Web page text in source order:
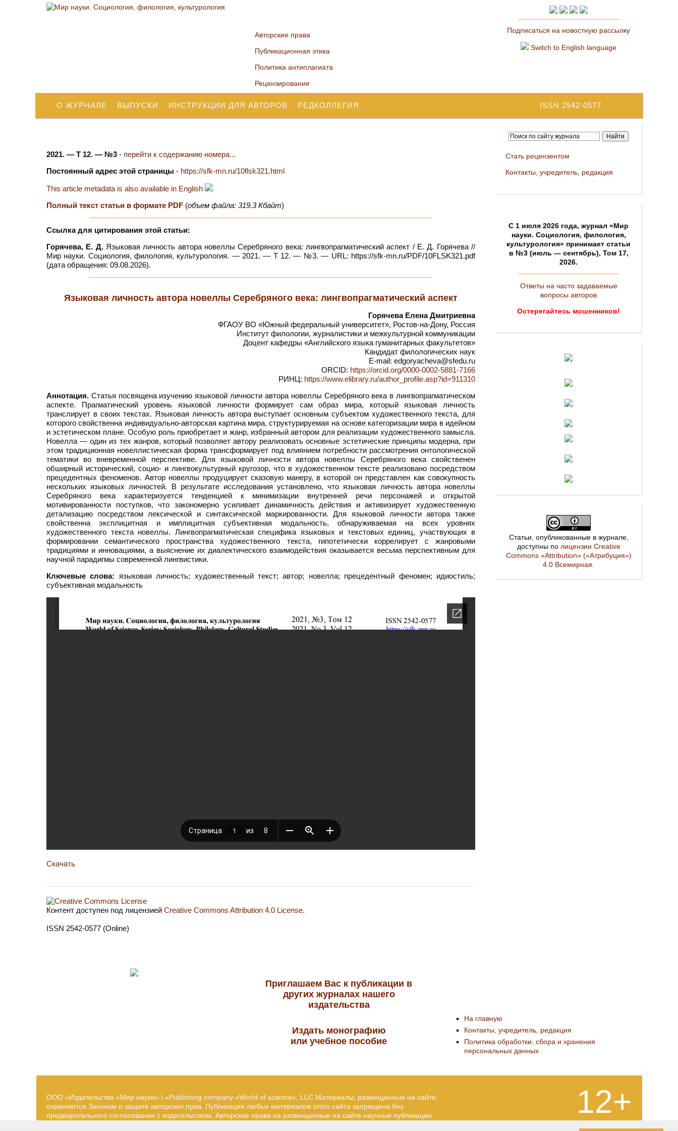
Авторские права
Публикационная этика
Политика антиплагиата
Рецензирование
Подписаться на новостную рассылку
Switch to English language
ISSN 2542-0577
О ЖУРНАЛЕ ВЫПУСКИ ИНСТРУКЦИИ ДЛЯ АВТОРОВ РЕДКОЛЛЕГИЯ
2021. — Т 12. — №3 - перейти к содержанию номера...
Постоянный адрес этой страницы - https://sfk-mn.ru/10flsk321.html
This article metadata is also available in English
Полный текст статьи в формате PDF (объем файла: 319.3 Кбайт)
Ссылка для цитирования этой статьи:
Горячева, Е. Д.Языковая личность автора новеллы Серебряного века: лингвопрагматический аспект / Е. Д. Горячева //
Мир науки. Социология, филология, культурология. — 2021. — Т 12. — №3. — URL: https://sfk-mn.ru/PDF/10FLSK321.pdf
(дата обращения: 09.08.2026).
Языковая личность автора новеллы Серебряного века: лингвопрагматический аспект
Горячева Елена Дмитриевна
ФГАОУ ВО «Южный федеральный университет», Ростов-на-Дону, Россия
Институт филологии, журналистики и межкультурной коммуникации
Доцент кафедры «Английского языка гуманитарных факультетов»
Кандидат филологических наук
E-mail: edgoryacheva@sfedu.ru
ORCID: https://orcid.org/0000-0002-5881-7166
РИНЦ: https://www.elibrary.ru/author_profile.asp?id=911310
Аннотация. Статья посвящена изучению языковой личности автора новеллы Серебряного века в лингвопрагматическом
аспекте. Прагматический уровень языковой личности формирует сам образ мира, который языковая личность
транслирует в своих текстах. Языковая личность автора выступает основным субъектом художественного текста, для
которого свойственна индивидуально-авторская картина мира, структурируемая на основе категоризации мира в идейном
и эстетическом плане. Особую роль приобретает и жанр, избранный автором для реализации художественного замысла.
Новелла — один из тех жанров, который позволяет автору реализовать основные эстетические принципы модерна, при
этом традиционная новеллистическая форма трансформирует под влиянием потребности рассмотрения онтологической
тематики во вневременной перспективе. Для языковой личности автора новеллы Серебряного века свойственен
обширный исторический, социо- и лингвокультурный кругозор, что в художественном тексте реализовано посредством
прецедентных феноменов. Автор новеллы продуцирует сказовую манеру, в которой он представлен как совокупность
нескольких языковых личностей. В результате исследования установлено, что языковая личность автора новеллы
Серебряного века характеризуется тенденцией к минимизации внутренней речи персонажей и открытой
мотивированности поступков, что закономерно усиливает динамичность действия и активизирует художественную
детализацию посредством лексической и синтаксической маркированности. Для языковой личности автора также
свойственна эксплицитная и имплицитная субъективная модальность, обнаруживаемая на всех уровнях
художественного текста новеллы. Лингвопрагматическая специфика языковых и текстовых единиц, участвующих в
формировании семантического пространства художественного текста, гипотетически коррелирует с жанровыми
традициями и инновациями, а выяснение их диалектического взаимодействия оказывается весьма перспективным для
научной парадигмы современной лингвистики.
Ключевые слова: языковая личность; художественный текст; автор; новелла; прецедентный феномен; идиостиль;
субъективная модальность
Скачать
Контент доступен под лицензией Creative Commons Attribution 4.0 License.
ISSN 2542-0577 (Online)
Стать рецензентом
Контакты, учредитель, редакция
C 1 июля 2026 года, журнал «Мир
науки. Социология, филология,
культурология» принимает статьи
в №3 (июль — сентябрь), Том 17,
2026.
Ответы на часто задаваемые
вопросы авторов
Остерегайтесь мошенников!
Статьи, опубликованные в журнале,
доступны по лицензии Creative
Commons «Attribution» («Атрибуция»)
4.0 Всемирная
Приглашаем Вас к публикации в
других журналах нашего
издательства
Издать монографию
или учебное пособие
На главную
Контакты, учредитель, редакция
Политика обработки, сбора и хранения
персональных данных
ООО «Издательство «Мир науки» \ «Publishing company «World of science», LLC Материалы, размещенные на сайте,
охраняются Законом о защите авторских прав. Публикация любых материалов этого сайта запрещена без
предварительного согласования с издательством. Авторские права на размещенные на сайте научные публикации
12+